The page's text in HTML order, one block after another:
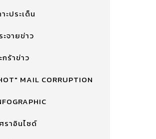
าะประเด็น
ะจายข่าว
กร้าข่าว
MAIL CORRUPTION
ราอินไซด์